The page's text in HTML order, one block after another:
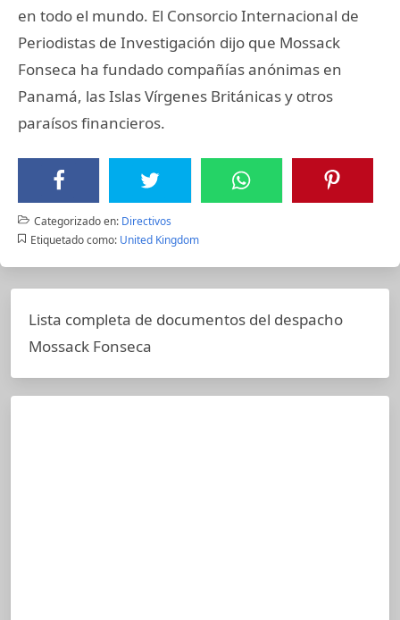
en todo el mundo. El Consorcio Internacional de
Periodistas de Investigación dijo que Mossack
Fonseca ha fundado compañías anónimas en
Panamá, las Islas Vírgenes Británicas y otros
paraísos financieros.
Categorizado en: Directivos
Etiquetado como: United Kingdom
Lista completa de documentos del despacho
Mossack Fonseca